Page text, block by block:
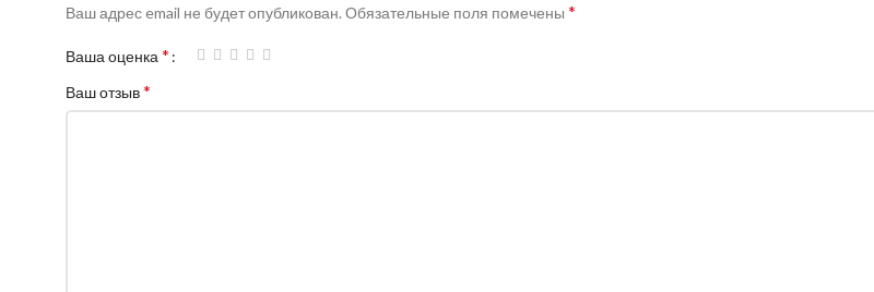
Ваш адрес email не будет опубликован. Обязательные поля помечены *
Ваша оценка *
Ваш отзыв*